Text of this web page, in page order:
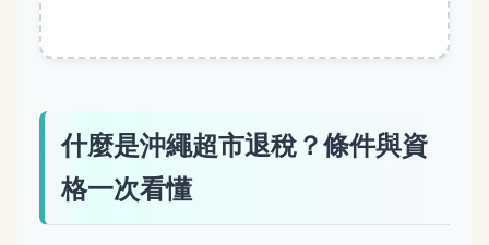
什麼是沖繩超市退稅？條件與資
格一次看懂